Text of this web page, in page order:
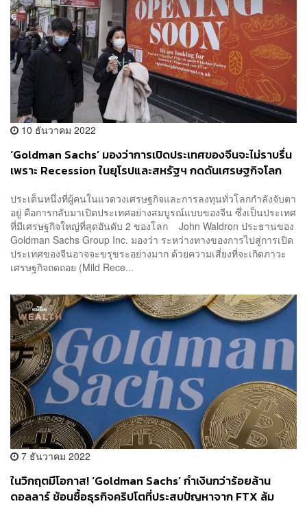
10 ธันวาคม 2022
‘Goldman Sachs’ มองว่าการเปิดประเทศของจีนจะไม่ราบรื่น
เพราะ Recession ในยุโรปและสหรัฐฯ กดดันเศรษฐกิจโลก
ประเด็นหนึ่งที่ผู้คนในแวดวงเศรษฐกิจและการลงทุนทั่วโลกกำลังจับตา
อยู่ คือการกลับมาเปิดประเทศอย่างสมบูรณ์แบบของจีน ซึ่งเป็นประเทศ
ที่มีเศรษฐกิจใหญ่ที่สุดอันดับ 2 ของโลก John Waldron ประธานของ
Goldman Sachs Group Inc. มองว่า ระหว่างทางของการไปสู่การเปิด
ประเทศของจีนอาจจะขรุขระอย่างมาก ด้วยความเสี่ยงที่จะเกิดภาวะ
เศรษฐกิจถดถอย (Mild Rece...
7 ธันวาคม 2022
ในวิกฤตมีโอกาส! ‘Goldman Sachs’ กำเงินกว่าร้อยล้าน
ดอลลาร์ ช้อนซื้อธุรกิจคริปโตที่ประสบปัญหาจาก FTX ล้ม